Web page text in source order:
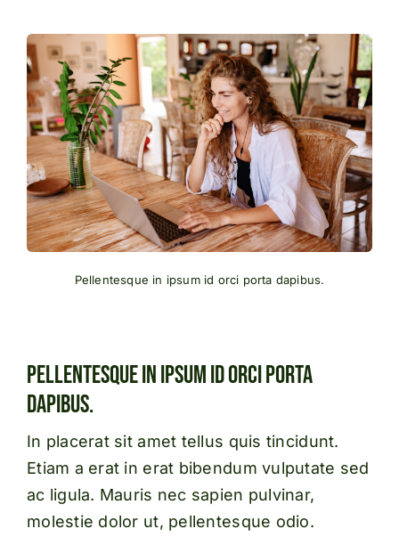
Pellentesque in ipsum id orci porta dapibus.
Pellentesque In Ipsum Id Orci Porta
Dapibus.
In placerat sit amet tellus quis tincidunt.
Etiam a erat in erat bibendum vulputate sed
ac ligula. Mauris nec sapien pulvinar,
molestie dolor ut, pellentesque odio.